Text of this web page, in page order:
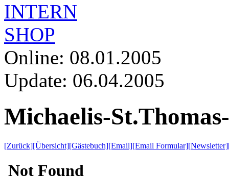
INTERN
SHOP
Online: 08.01.2005
Update: 06.04.2005
Michaelis-
[Zurück][Übersicht][Gästebuch][Email][Email Formular][Newsletter]